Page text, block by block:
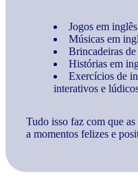
Jogos em
Músicas em
Brincadeiras
Histórias em
Exercícios de
interativos e
Tudo isso faz com que
a momentos felizes e